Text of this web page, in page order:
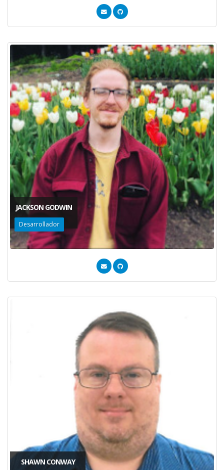
JACKSON GODWIN
Desarrollador
SHAWN CONWAY